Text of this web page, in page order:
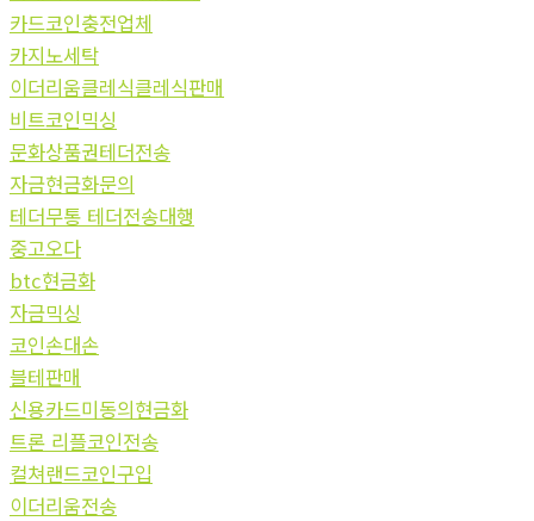
카드코인충전업체
카지노세탁
이더리움클레식클레식판매
비트코인믹싱
문화상품권테더전송
자금현금화문의
테더무통 테더전송대행
중고오다
btc현금화
자금믹싱
코인손대손
블테판매
신용카드미동의현금화
트론 리플코인전송
컬쳐랜드코인구입
이더리움전송